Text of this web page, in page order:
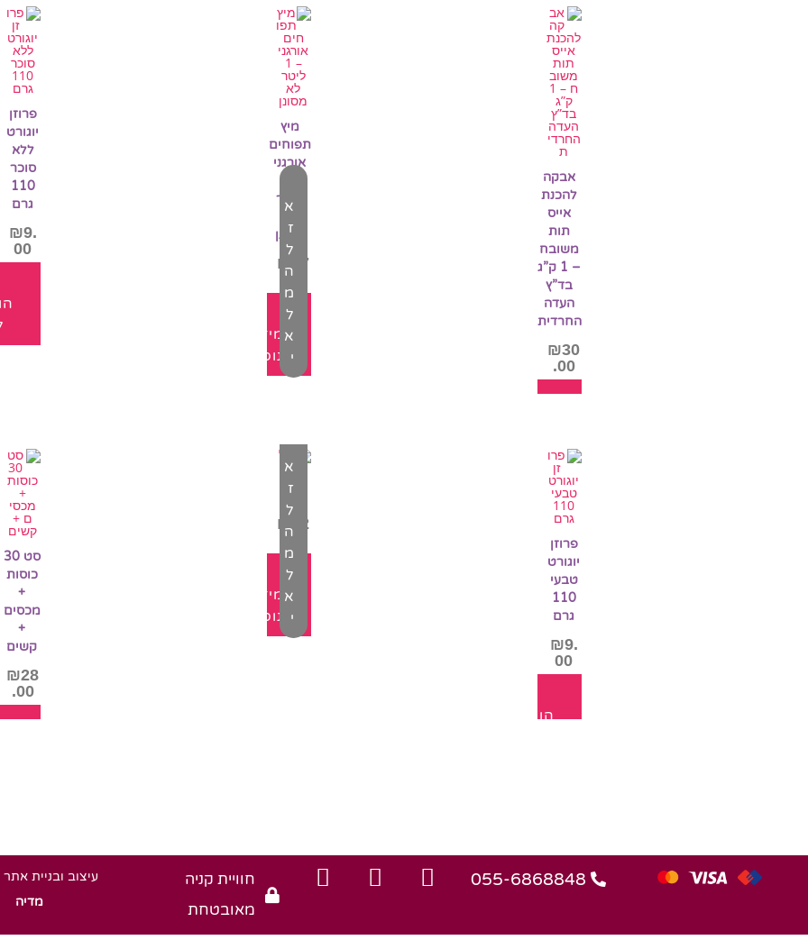
אבקה
להכנת
אייס
תות
משובח
– 1 ק”ג
בד”ץ
העדה
החרדית
₪30
.00
א
ז
ל
ה
מ
ל
א
י
מיץ
תפוחים
אורגני
– 1
ליטר
מסונן
₪
27
.00
מידע
נוסף
פרוזן
יוגורט
ללא
סוכר
110
גרם
₪9.
00
פרוזן
יוגורט
טבעי
110
גרם
₪9.
00
הוספה
א
ז
ל
ה
מ
ל
א
י
מלבי
₪
12
.00
מידע
נוסף
סט 30
כוסות
+
מכסים
+
קשים
₪28
.00
055-6868848
חוויית קניה
מאובטחת
עיצוב ובניית
מדיה